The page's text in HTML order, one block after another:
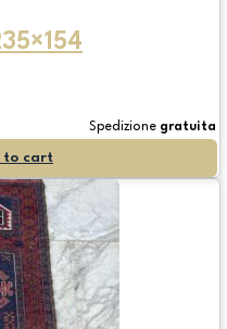
Spedizione gratuita
to cart